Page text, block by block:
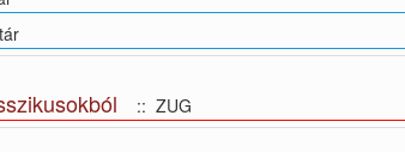
:: ZUG